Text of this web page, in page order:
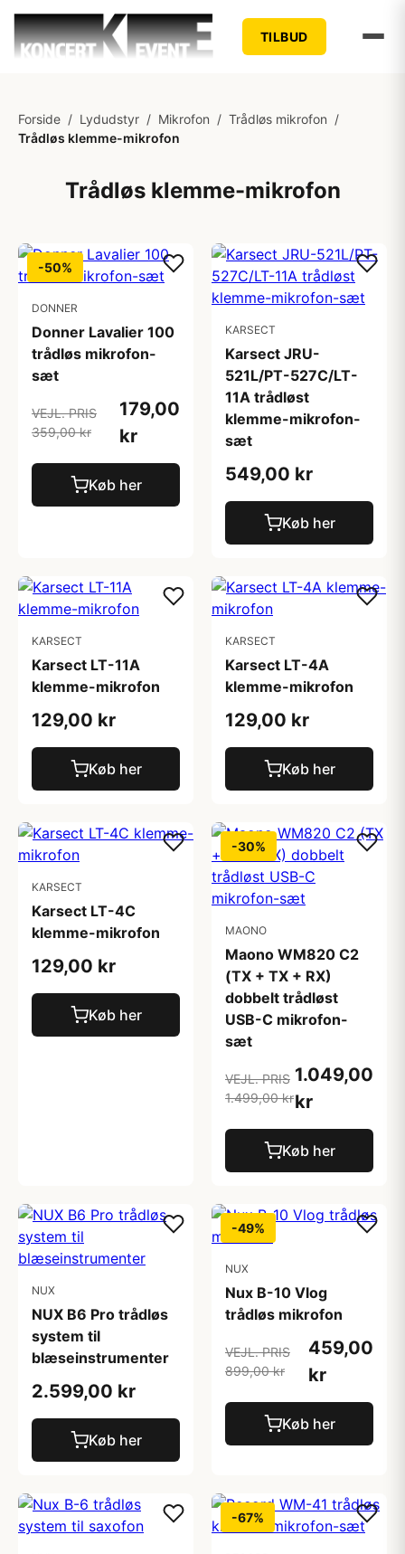
TILBUD
Forside / Lydudstyr / Mikrofon / Trådløs mikrofon /
Trådløs klemme-mikrofon
Trådløs klemme-mikrofon
-50%
DONNER
Donner Lavalier 100
trådløs mikrofon-
sæt
VEJL. PRIS
359,00 kr
179,00
kr
Køb her
KARSECT
Karsect JRU-
521L/PT-527C/LT-
11A trådløst
klemme-mikrofon-
sæt
549,00 kr
Køb her
KARSECT
Karsect LT-11A
klemme-mikrofon
129,00 kr
Køb her
KARSECT
Karsect LT-4A
klemme-mikrofon
129,00 kr
Køb her
KARSECT
Karsect LT-4C
klemme-mikrofon
129,00 kr
Køb her
-30%
MAONO
Maono WM820 C2
(TX + TX + RX)
dobbelt trådløst
USB-C mikrofon-
sæt
VEJL. PRIS
1.499,00 kr
1.049,00
kr
Køb her
NUX
NUX B6 Pro trådløs
system til
blæseinstrumenter
2.599,00 kr
Køb her
-49%
NUX
Nux B-10 Vlog
trådløs mikrofon
VEJL. PRIS
899,00 kr
459,00
kr
Køb her
-67%